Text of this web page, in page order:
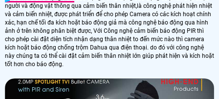
người và động vật thông qua cảm biến thân nhiệt,là công nghệ phát hiện nhiệt
và cảm biến nhiệt, được phát triển để cho phép Camera có các kích hoạt chính
xác, hạn chế tối đa kích hoặt báo động giả mà công nghệ báo động qua hình
ảnh ở trên không phân biệt được, Với Công nghệ cảm biến báo động PIR thì
cho phép cài đặt diện tích nhận dạng thân nhiệt to đến mức nào thì camera
kích hoặt báo động chống trộm Dahua qua điện thoại. do đó với công nghệ
này chúng ta có thể cài đặt cảm biến thân nhiệt lớn giúp phát hiện và kích hoặt
tốt hơn cho báo động.